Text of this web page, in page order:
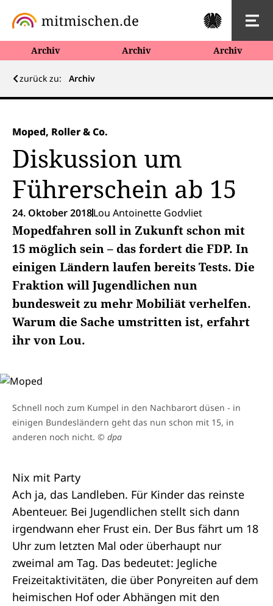
Archiv Archiv Archiv
zurück zu: Archiv
Moped, Roller & Co.
Diskussion um
Führerschein ab 15
24. Oktober 2018Lou Antoinette Godvliet
Mopedfahren soll in Zukunft schon mit
15 möglich sein – das fordert die FDP. In
einigen Ländern laufen bereits Tests. Die
Fraktion will Jugendlichen nun
bundesweit zu mehr Mobiliät verhelfen.
Warum die Sache umstritten ist, erfahrt
ihr von Lou.
Schnell noch zum Kumpel in den Nachbarort düsen - in
einigen Bundesländern geht das nun schon mit 15, in
anderen noch nicht. © dpa
Nix mit Party
Ach ja, das Landleben. Für Kinder das reinste
Abenteuer. Bei Jugendlichen stellt sich dann
irgendwann eher Frust ein. Der Bus fährt um 18
Uhr zum letzten Mal oder überhaupt nur
zweimal am Tag. Das bedeutet: Jegliche
Freizeitaktivitäten, die über Ponyreiten auf dem
heimischen Hof oder Abhängen mit den